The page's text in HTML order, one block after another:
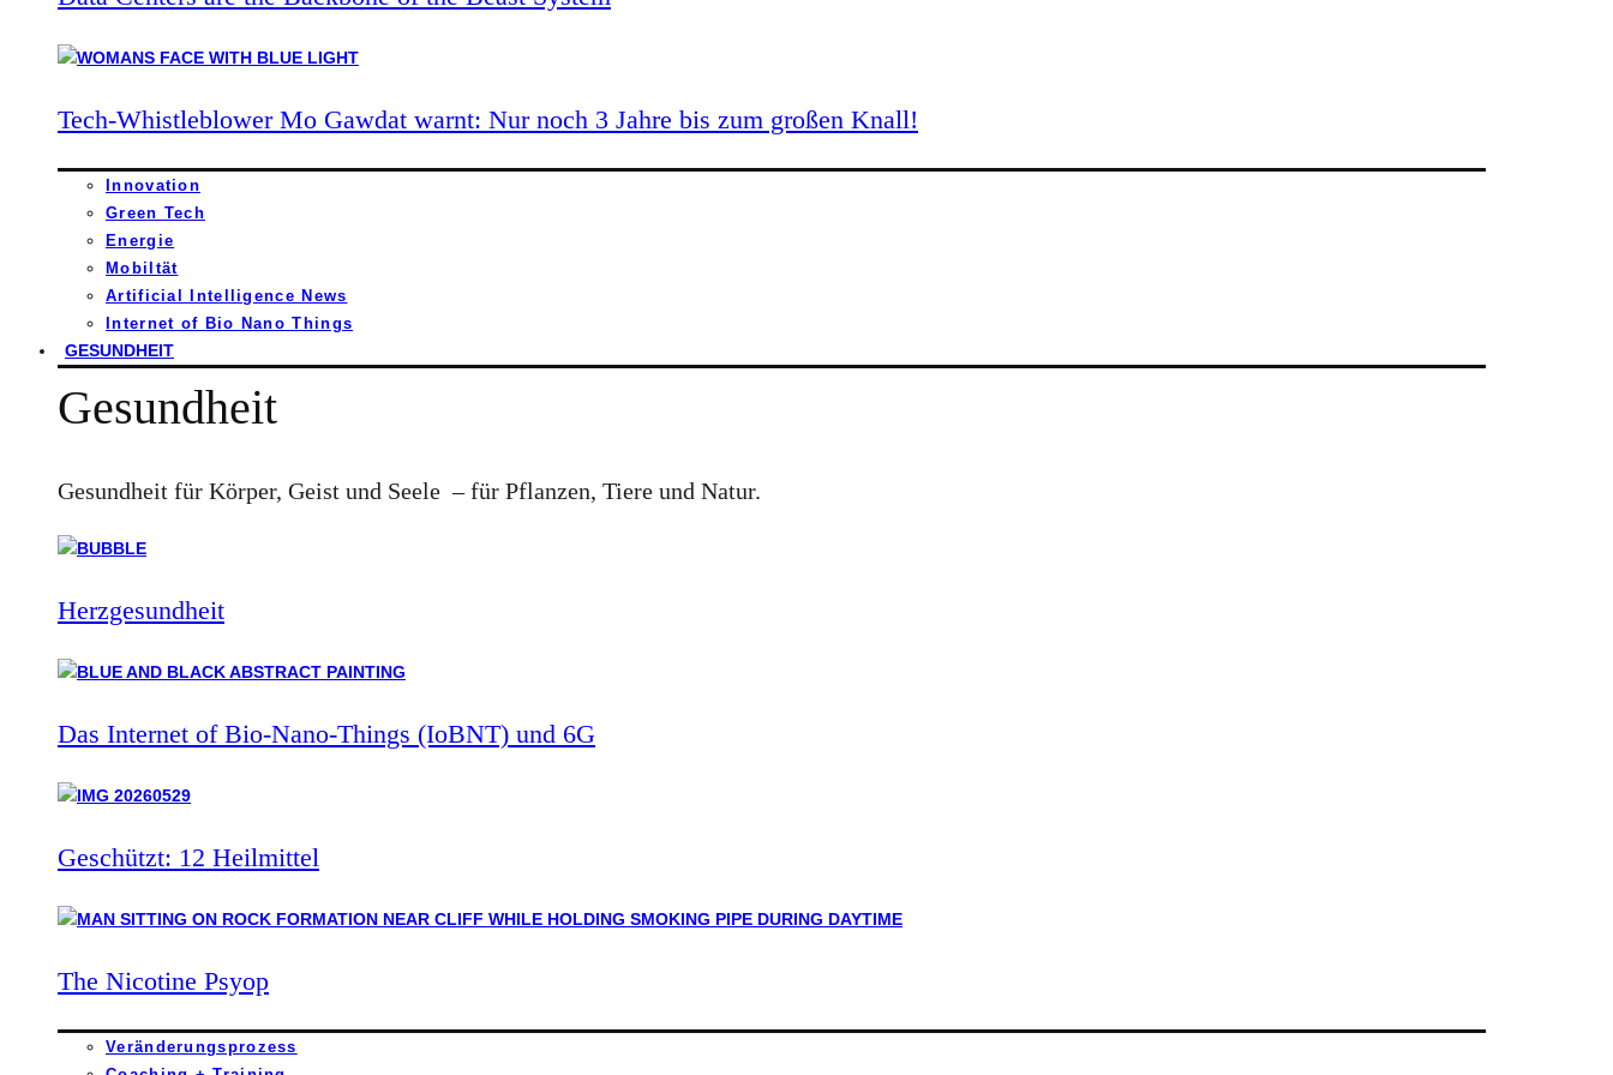
Tech-Whistleblower Mo Gawdat warnt: Nur noch 3 Jahre bis zum großen Knall!
Innovation
Green Tech
Energie
Mobiltät
Artificial Intelligence News
Internet of Bio Nano Things
GESUNDHEIT
Gesundheit
Gesundheit für Körper, Geist und Seele – für Pflanzen, Tiere und Natur.
Herzgesundheit
Das Internet of Bio-Nano-Things (IoBNT) und 6G
Geschützt: 12 Heilmittel
The Nicotine Psyop
Veränderungsprozess